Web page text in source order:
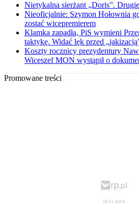
Nietykalna sierżant „Doris”.
Nieoficjalnie: Szymon Hołownia
zostać wicepremierem
Klamka zapadła, PiS wymieni
taktykę. Widać lęk przed
Koszty rocznicy prezydentury
Wiceszef MON wystąpił o
Promowane treści